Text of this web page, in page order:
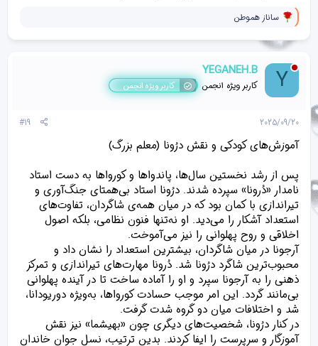
و
ک
ن
ش‌
ه
[
پ
س
ن
د
]
:
ساناز هموطن
Y
YEGANEH.B
کاربر ویژه انجمن کاربر ویژه انجمن
2025/09/20
#19
آموزش‌های کودکی و نقش درُونا (معلم بزرگ)
پس از رشد نخستین سال‌ها، پاندواها و کورواها به دست استاد
نامدار «دُرونا» سپرده شدند. درُونا استاد بی‌همتای جنگ‌آوری و
تیراندازی با کمان بود که در میان همه‌ی شاگردان، تفاوت‌های
استعداد آشکار را می‌دید. او نه‌تنها فنون نظامی، بلکه اصول
اخلاقی و روح پهلوانی را نیز می‌آموخت.
آرجونا در میان شاگردان، بیشترین استعداد را نشان داد و
محبوب‌ترین شاگرد درُونا شد. دُرونا مهارت‌های تیراندازی و تمرکز
ذهنی را به آرجونا سپرد و او را آماده ساخت تا در آینده پهلوانی
بی‌مانند گردد. این امر موجب حسادت کورواها، به‌ویژه دوریودانا،
شد و اختلافات میان دو گروه شدت گرفت.
در کنار درُونا، شخصیت‌های دیگری چون «بهیشما» نیز نقش
آموزگار و سرپرست را ایفا کردند. بدین ترتیب، نسل جوان خاندان